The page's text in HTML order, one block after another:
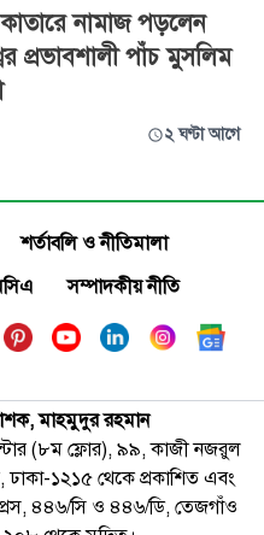
নামাজ পড়লেন
প্রভাবশালী পাঁচ মুসলিম
২ ঘণ্টা আগে
শর্তাবলি ও নীতিমালা
সম্পাদকীয় নীতি
মাহমুদুর রহমান
(৮ম ফ্লোর), ৯৯, কাজী নজরুল
ঢাকা-১২১৫ থেকে প্রকাশিত এবং
৪৪৬/সি ও ৪৪৬/ডি, তেজগাঁও